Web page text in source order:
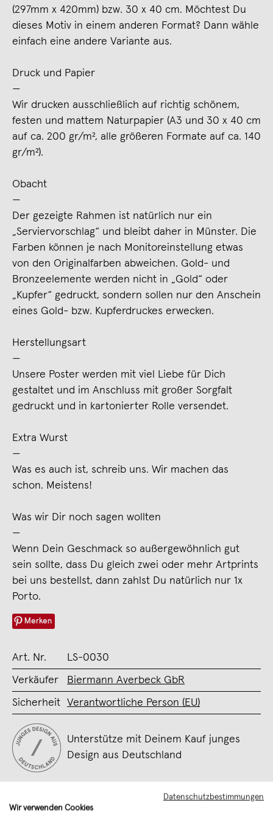
(297mm x 420mm) bzw. 30 x 40 cm. Möchtest Du
dieses Motiv in einem anderen Format? Dann wähle
einfach eine andere Variante aus.
Druck und Papier
—
Wir drucken ausschließlich auf richtig schönem,
festen und mattem Naturpapier (A3 und 30 x 40 cm
auf ca. 200 gr/m², alle größeren Formate auf ca. 140
gr/m²).
Obacht
—
Der gezeigte Rahmen ist natürlich nur ein
„Serviervorschlag“ und bleibt daher in Münster. Die
Farben können je nach Monitoreinstellung etwas
von den Originalfarben abweichen. Gold- und
Bronzeelemente werden nicht in „Gold“ oder
„Kupfer“ gedruckt, sondern sollen nur den Anschein
eines Gold- bzw. Kupferdruckes erwecken.
Herstellungsart
—
Unsere Poster werden mit viel Liebe für Dich
gestaltet und im Anschluss mit großer Sorgfalt
gedruckt und in kartonierter Rolle versendet.
Extra Wurst
—
Was es auch ist, schreib uns. Wir machen das
schon. Meistens!
Was wir Dir noch sagen wollten
—
Wenn Dein Geschmack so außergewöhnlich gut
sein sollte, dass Du gleich zwei oder mehr Artprints
bei uns bestellst, dann zahlst Du natürlich nur 1x
Porto.
Merken
Art. Nr. LS-0030
Verkäufer Biermann Averbeck GbR
Sicherheit Verantwortliche Person (EU)
Unterstütze mit Deinem Kauf junges
Design aus Deutschland
Datenschutzbestimmungen
Wir verwenden Cookies